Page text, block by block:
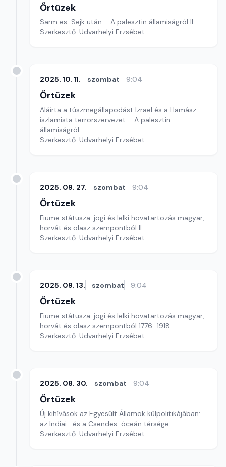
Őrtüzek
Sarm es-Sejk után – A palesztin államiságról II.
Szerkesztő: Udvarhelyi Erzsébet
2025. 10. 11. szombat 9:04
Őrtüzek
Aláírta a túszmegállapodást Izrael és a Hamász
iszlamista terrorszervezet – A palesztin
államiságról
Szerkesztő: Udvarhelyi Erzsébet
2025. 09. 27. szombat 9:04
Őrtüzek
Fiume státusza: jogi és lelki hovatartozás magyar,
horvát és olasz szempontból II.
Szerkesztő: Udvarhelyi Erzsébet
2025. 09. 13. szombat 9:04
Őrtüzek
Fiume státusza: jogi és lelki hovatartozás magyar,
horvát és olasz szempontból 1776–1918.
Szerkesztő: Udvarhelyi Erzsébet
2025. 08. 30. szombat 9:04
Őrtüzek
Új kihívások az Egyesült Államok külpolitikájában:
az Indiai- és a Csendes-óceán térsége
Szerkesztő: Udvarhelyi Erzsébet